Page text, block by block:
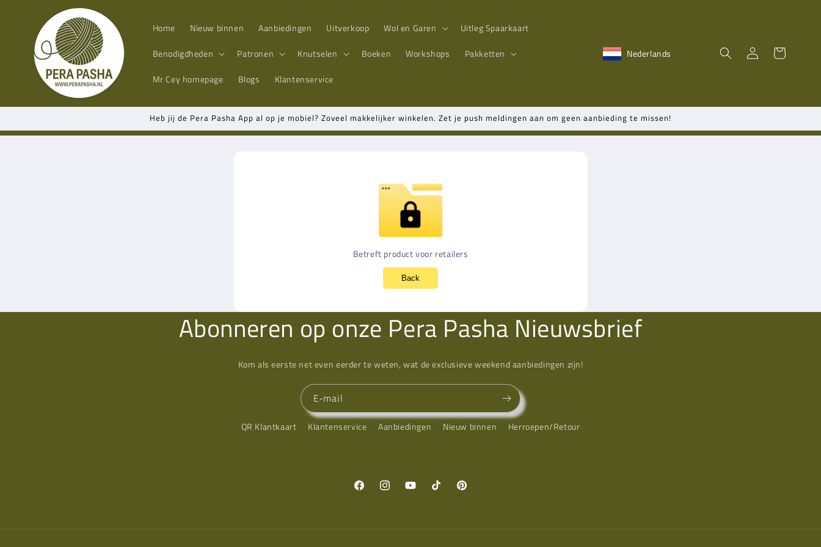
content Home Nieuw binnen Aanbiedingen Uitverkoop Wol en Garen
Uitleg Spaarkaart
Benodigdheden
Patronen Knutselen Boeken Workshops
Pakketten
Mr Cey homepage Blogs Klantenservice
Nederlands InloggenWinkelwagen
Heb jij de Pera Pasha App al op je mobiel? Zoveel makkelijker winkelen. Zet je push meldingen aan om geen aanbieding te missen!
Betreft product voor retailers
Back
Abonneren op onze Pera Pasha Nieuwsbrief
Kom als eerste net even eerder te weten, wat de exclusieve weekend aanbiedingen zijn!
E‑mail
QR Klantkaart Klantenservice Aanbiedingen Nieuw binnen Herroepen/Retour
FacebookInstagramYouTubeTikTok Pinterest